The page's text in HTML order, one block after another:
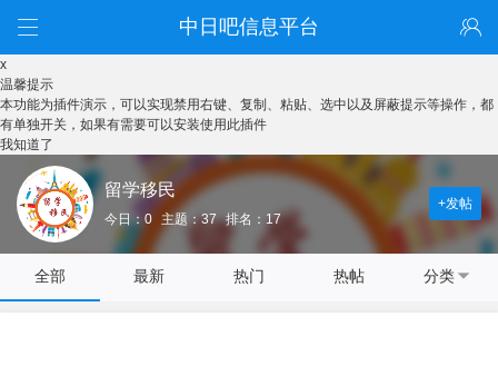
中日吧信息平台
x
温馨提示
本功能为插件演示，可以实现禁用右键、复制、粘贴、选中以及屏蔽提示等操作，都
有单独开关，如果有需要可以安装使用此插件
我知道了
留学移民
今日：0 主题：37 排名：17
+发帖
全部 最新 热门 热帖 分类